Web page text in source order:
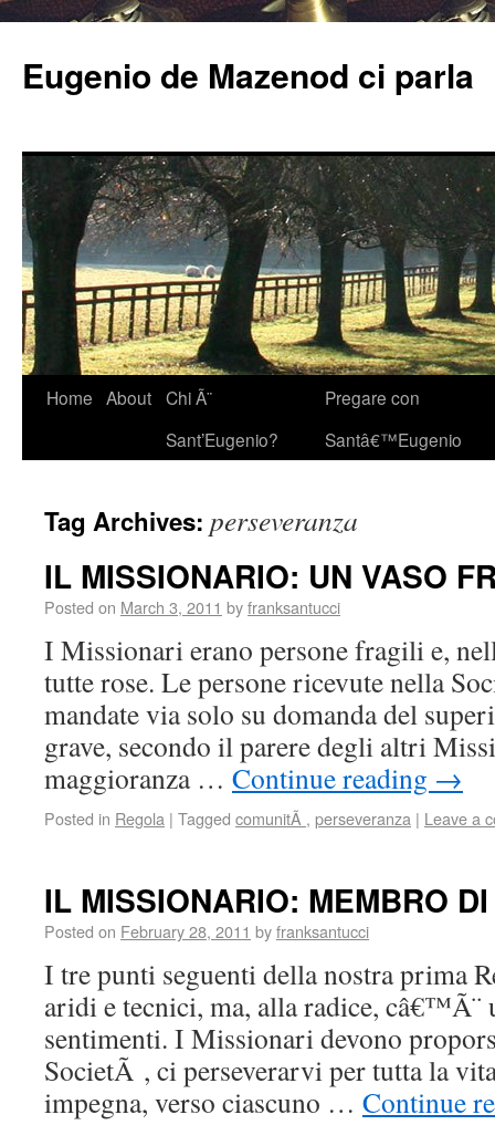
Eugenio de Mazenod ci parla
Home About Chi Ã¨
Sant’Eugenio?
Pregare con
Santâ€™Eugenio
Tag Archives: perseveranza
IL MISSIONARIO: UN VASO
Posted on March 3, 2011 byfranksantucci
I Missionari erano persone fragili e,
tutte rose. Le persone ricevute nella
mandate via solo su domanda del
grave, secondo il parere degli altri
maggioranza … Continue reading →
Posted in Regola | Tagged comunitÃ , perseveranza | Leave a
IL MISSIONARIO: MEMBRO
Posted on February 28, 2011 byfranksantucci
I tre punti seguenti della nostra prima
aridi e tecnici, ma, alla radice, câ€™Ã¨
sentimenti. I Missionari devono
SocietÃ , ci perseverarvi per tutta la
impegna, verso ciascuno … Continue